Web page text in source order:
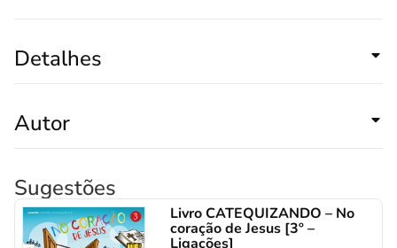
Detalhes
Autor
Sugestões
Livro CATEQUIZANDO – No
coração de Jesus [3º –
Ligações]